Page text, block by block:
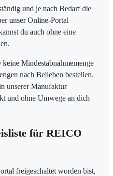
und je nach Bedarf die
unser Online-Portal
du auch ohne eine
Mindestabnahmemenge
nach Belieben bestellen.
unserer Manufaktur
und ohne Umwege an dich
für REICO
freigeschaltet worden bist,